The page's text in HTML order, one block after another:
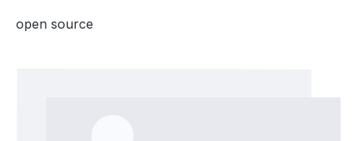
open source